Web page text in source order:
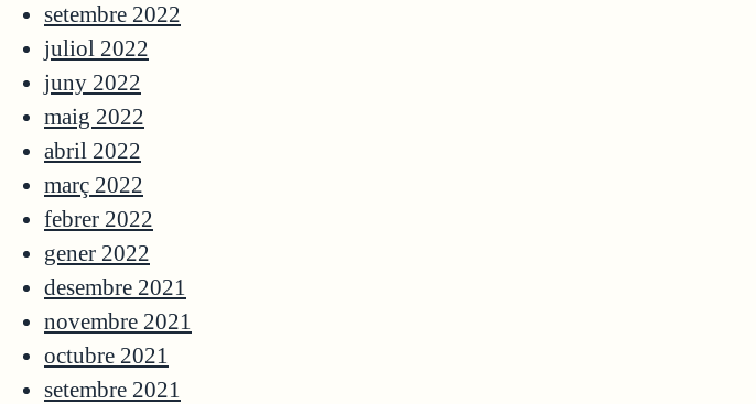
setembre 2022
juliol 2022
juny 2022
maig 2022
abril 2022
març 2022
febrer 2022
gener 2022
desembre 2021
novembre 2021
octubre 2021
setembre 2021